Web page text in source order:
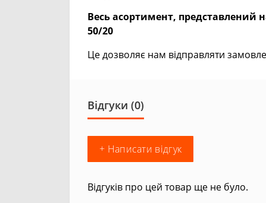
Весь асортимент, представлений
50/20
Це дозволяє нам відправляти
Відгуки (0)
+ Написати відгук
Відгуків про цей товар ще не було.